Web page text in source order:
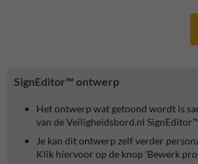
SignEditor™ ontwerp
Het ontwerp wat getoond wordt is
van de Veiligheidsbord.nl
Je kan dit ontwerp zelf verder
Klik hiervoor op de knop 'Bewerk